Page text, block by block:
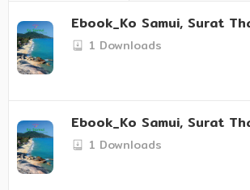
วรรณกรรม
การเกษตร ชีววิทยา
เทคโนโลยี การสื่อสาร วิทยาศาสตร์
ภาษาศาสตร์
Ebook_Ko Samui, Surat
on and Ranong
1 Downloads
Ebook_Ko Samui, Surat
on and Ranong
1 Downloads